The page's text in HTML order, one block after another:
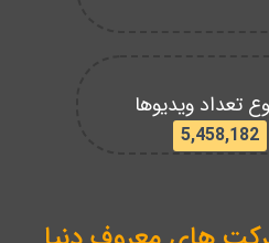
تعداد ویدیوها
5,458,182